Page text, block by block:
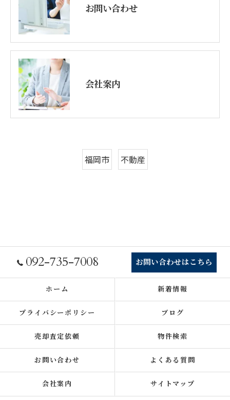
お問い合わせ
会社案内
福岡市 不動産
092-735-7008 お問い合わせはこちら
ホーム 新着情報
プライバシーポリシー ブログ
売却査定依頼 物件検索
お問い合わせ よくある質問
会社案内 サイトマップ